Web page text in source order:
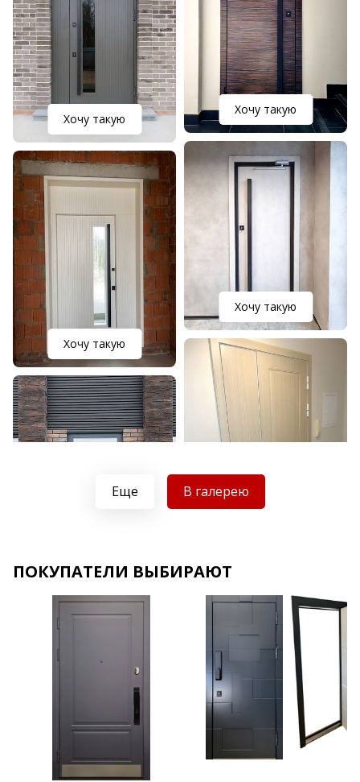
Хочу такую
Хочу такую
Хочу такую
Хочу такую
Хочу такую
Еще В галерею
ПОКУПАТЕЛИ ВЫБИРАЮТ